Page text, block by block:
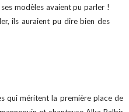
modèles avaient pu parler !
ils auraient pu dire bien des
qui méritent la première place de